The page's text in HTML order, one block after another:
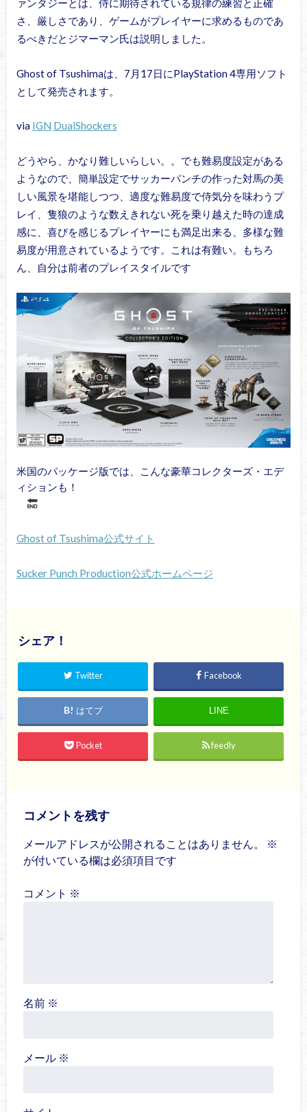
ァンタジーとは、侍に期待されている規律の練習と正確
さ、厳しさであり、ゲームがプレイヤーに求めるものであ
るべきだとジマーマン氏は説明しました。
Ghost of Tsushimaは、7月17日にPlayStation 4専用ソフト
として発売されます。
via IGN DualShockers
どうやら、かなり難しいらしい。。でも難易度設定がある
ようなので、簡単設定でサッカーパンチの作った対馬の美
しい風景を堪能しつつ、適度な難易度で侍気分を味わうプ
レイ、隻狼のような数えきれない死を乗り越えた時の達成
感に、喜びを感じるプレイヤーにも満足出来る、多様な難
易度が用意されているようです。これは有難い。もちろ
ん、自分は前者のプレイスタイルです
米国のパッケージ版では、こんな豪華コレクターズ・エデ
ィションも！
Ghost of Tsushima公式サイト
Sucker Punch Production公式ホームページ
シェア！
Twitter Facebook
はてブ LINE
Pocket feedly
コメントを残す
メールアドレスが公開されることはありません。
※
が付いている欄は必須項目です
コメント ※
名前 ※
メール ※